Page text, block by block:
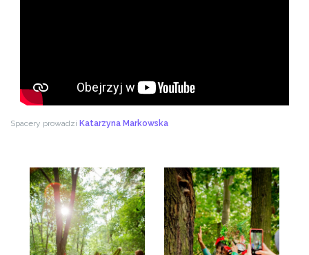
Spacery prowadzi Katarzyna Markowska